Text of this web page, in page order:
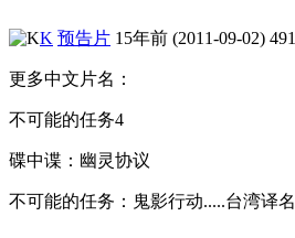
K 预告片 15年前 (2011-09-02) 491
更多中文片名：
不可能的任务4
碟中谍：幽灵协议
不可能的任务：鬼影行动.....台湾译名